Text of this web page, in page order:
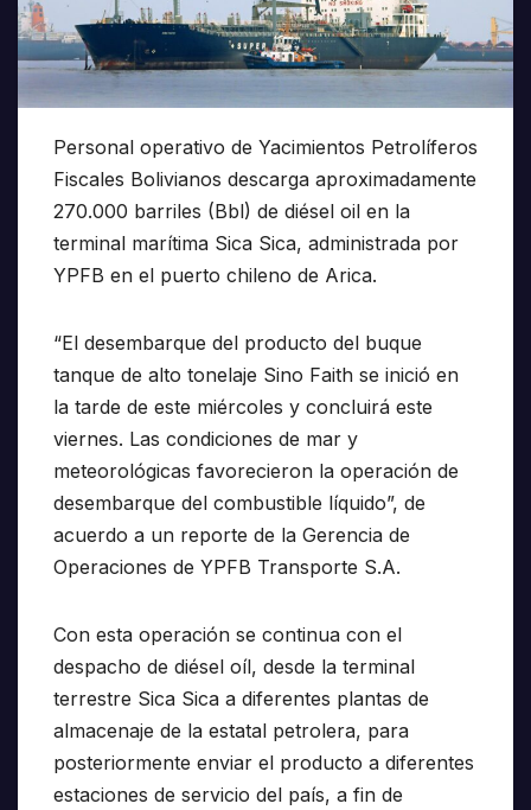
Personal operativo de Yacimientos Petrolíferos
Fiscales Bolivianos descarga aproximadamente
270.000 barriles (Bbl) de diésel oil en la
terminal marítima Sica Sica, administrada por
YPFB en el puerto chileno de Arica.
“El desembarque del producto del buque
tanque de alto tonelaje Sino Faith se inició en
la tarde de este miércoles y concluirá este
viernes. Las condiciones de mar y
meteorológicas favorecieron la operación de
desembarque del combustible líquido”, de
acuerdo a un reporte de la Gerencia de
Operaciones de YPFB Transporte S.A.
Con esta operación se continua con el
despacho de diésel oíl, desde la terminal
terrestre Sica Sica a diferentes plantas de
almacenaje de la estatal petrolera, para
posteriormente enviar el producto a diferentes
estaciones de servicio del país, a fin de